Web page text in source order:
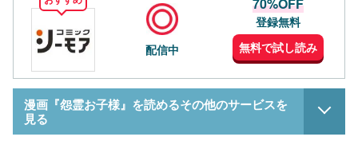
配信中
登録無料
無料で試し読み
漫画『怨霊お子様』を読めるその他のサービスを
見る